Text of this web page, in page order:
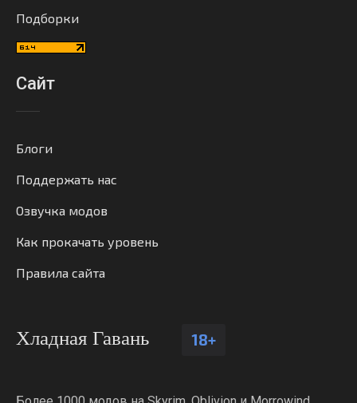
Подборки
Сайт
Блоги
Поддержать нас
Озвучка модов
Как прокачать уровень
Правила сайта
Хладная Гавань 18+